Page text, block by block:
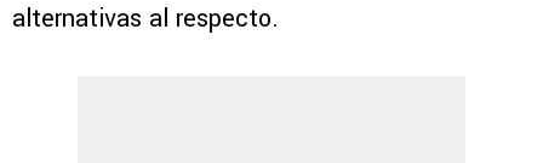
alternativas al respecto.